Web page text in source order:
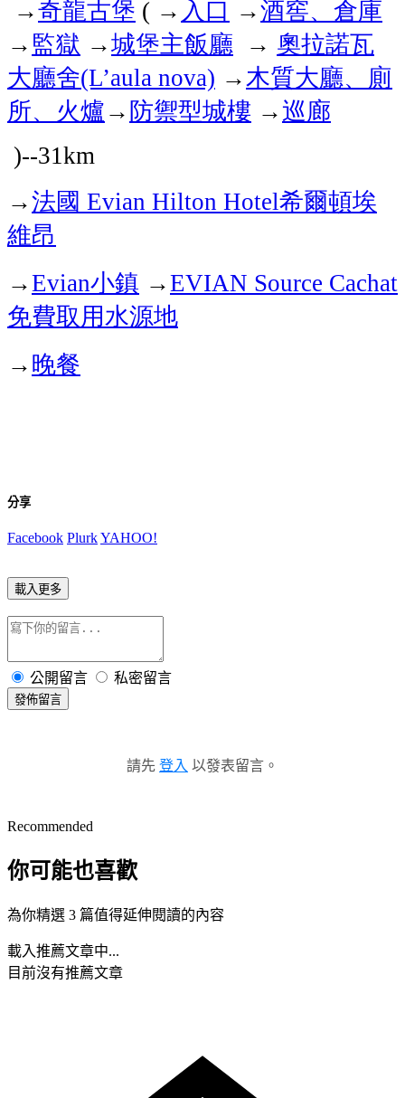
→奇龍古堡 ( → 入口 →酒窖、倉庫
→ 監獄 →城堡主飯廳 → 奧拉諾瓦
大廳舍(L’aula nova) →木質大廳、廁
所、火爐 → 防禦型城樓 →巡廊
)--31km
→法國 Evian Hilton Hotel希爾頓埃
維昂
→Evian小鎮 →EVIAN Source Cachat
免費取用水源地
→ 晚餐
分享
Facebook PlurkYAHOO!
載入更多
公開留言 私密留言
發佈留言
請先 登入 以發表留言。
Recommended
你可能也喜歡
為你精選 3 篇值得延伸閱讀的內容
載入推薦文章中...
目前沒有推薦文章